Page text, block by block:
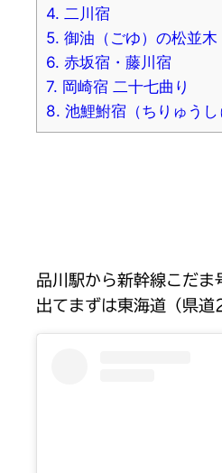
4. 二川宿
5. 御油（ごゆ）の松並木
6. 赤坂宿・藤川宿
7. 岡崎宿 二十七曲り
8. 池鯉鮒宿（ちりゅう
品川駅から新幹線こだ
出てまずは東海道（県